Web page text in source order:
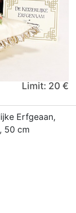
Limit: 20 €
Erfgeaan,
50 cm